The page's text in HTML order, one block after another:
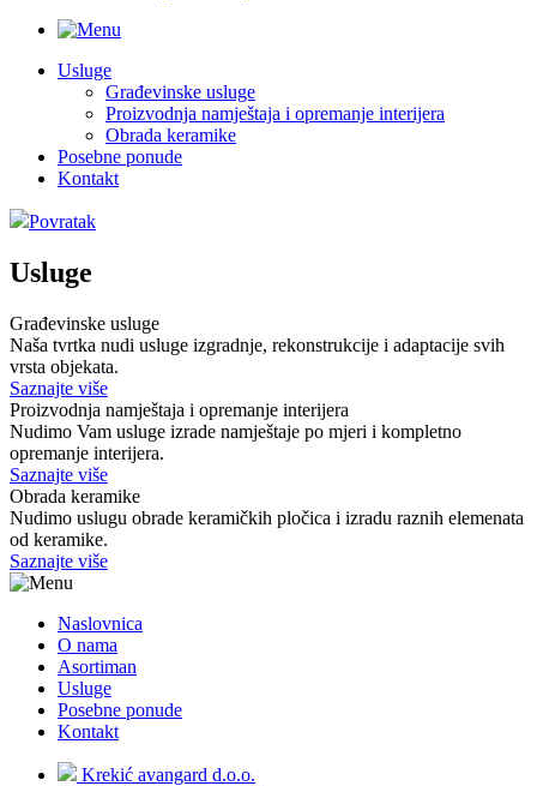
Usluge
Građevinske usluge
Proizvodnja namještaja i opremanje interijera
Obrada keramike
Posebne ponude
Kontakt
Povratak
Usluge
Građevinske usluge
Naša tvrtka nudi usluge izgradnje, rekonstrukcije i adaptacije svih
vrsta objekata.
Saznajte više
Proizvodnja namještaja i opremanje interijera
Nudimo Vam usluge izrade namještaje po mjeri i kompletno
opremanje interijera.
Saznajte više
Obrada keramike
Nudimo uslugu obrade keramičkih pločica i izradu raznih elemenata
od keramike.
Saznajte više
Naslovnica
O nama
Asortiman
Usluge
Posebne ponude
Kontakt
Krekić avangard d.o.o.